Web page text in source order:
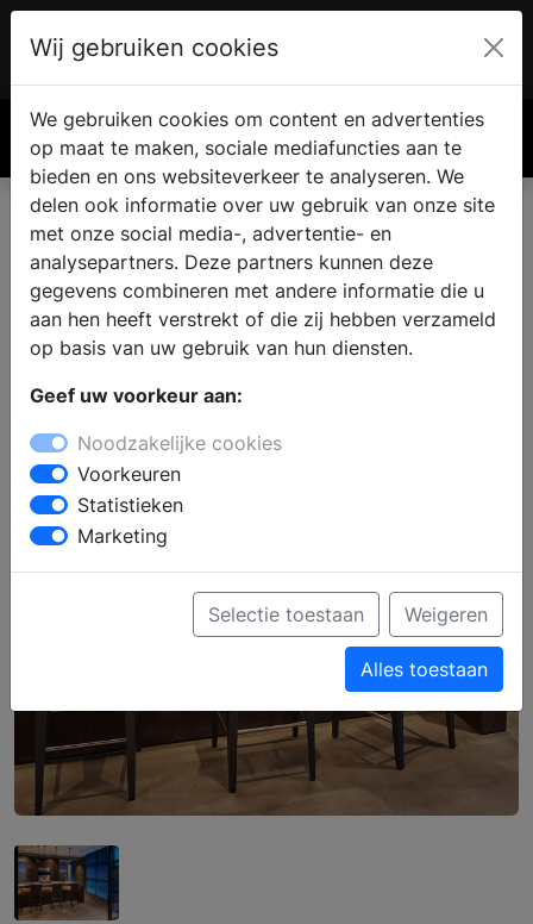
€ 0.00
Wij gebruiken cookies
We gebruiken cookies om content en advertenties
op maat te maken, sociale mediafuncties aan te
bieden en ons websiteverkeer te analyseren. We
delen ook informatie over uw gebruik van onze site
met onze social media-, advertentie- en
analysepartners. Deze partners kunnen deze
gegevens combineren met andere informatie die u
aan hen heeft verstrekt of die zij hebben verzameld
op basis van uw gebruik van hun diensten.
Geef uw voorkeur aan:
Noodzakelijke cookies
Voorkeuren
Statistieken
Marketing
Selectie toestaan Weigeren
Alles toestaan